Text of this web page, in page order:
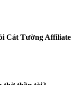
Cát Tường Affiliate